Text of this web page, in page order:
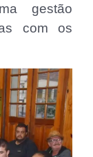
gestão
com os